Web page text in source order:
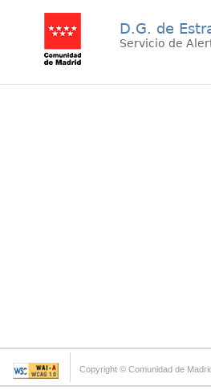
D.G. de
Servicio de
Copyright © Comunidad de